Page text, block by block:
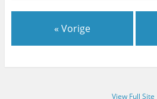
« Vorige
View Full Site